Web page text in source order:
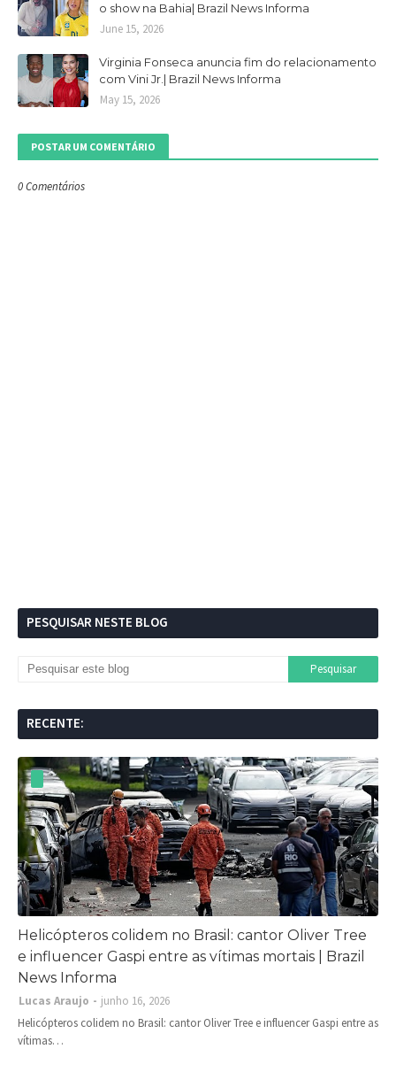
o show na Bahia| Brazil News Informa
June 15, 2026
Virginia Fonseca anuncia fim do relacionamento
com Vini Jr.| Brazil News Informa
May 15, 2026
POSTAR UM COMENTÁRIO
0 Comentários
PESQUISAR NESTE BLOG
RECENTE:
Helicópteros colidem no Brasil: cantor Oliver Tree
e influencer Gaspi entre as vítimas mortais | Brazil
News Informa
Lucas Araujo
junho 16, 2026
Helicópteros colidem no Brasil: cantor Oliver Tree e influencer Gaspi entre as
vítimas…